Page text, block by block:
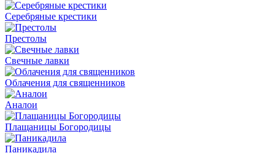
Серебряные крестики
Престолы
Свечные лавки
Облачения для священников
Аналои
Плащаницы Богородицы
Паникадила